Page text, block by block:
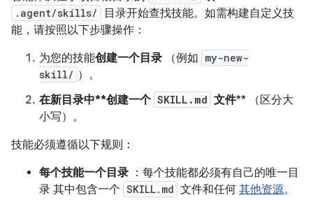
.agent/skills/
目录开始查找技能。如需构建自定义技
能，请按照以下步骤操作：
为您的技能创建一个目录 （例如 my-new-
skill/ ）。
在新目录中**创建一个 SKILL.md 文件** （区分大
小写）。
技能必须遵循以下规则：
每个技能一个目录 ：每个技能都必须有自己的唯一目
录 其中包含一个 SKILL.md 文件和任何 其他资源。